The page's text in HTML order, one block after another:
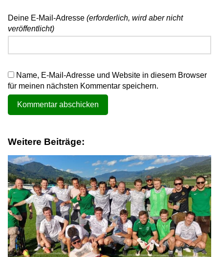
Deine E-Mail-Adresse (erforderlich, wird aber nicht
veröffentlicht)
Name, E-Mail-Adresse und Website in diesem Browser
für meinen nächsten Kommentar speichern.
Weitere Beiträge: